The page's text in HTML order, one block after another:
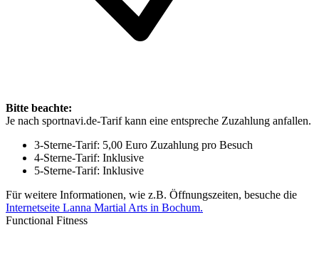
Bitte beachte:
Je nach sportnavi.de-Tarif kann eine entspreche Zuzahlung anfallen.
3-Sterne-Tarif: 5,00 Euro Zuzahlung pro Besuch
4-Sterne-Tarif: Inklusive
5-Sterne-Tarif: Inklusive
Für weitere Informationen, wie z.B. Öffnungszeiten, besuche die
Internetseite Lanna Martial Arts in Bochum.
Functional Fitness